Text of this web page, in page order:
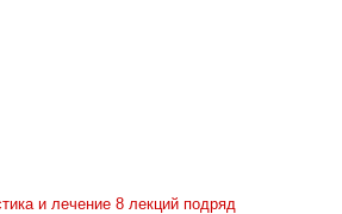
и лечение 8 лекций подряд